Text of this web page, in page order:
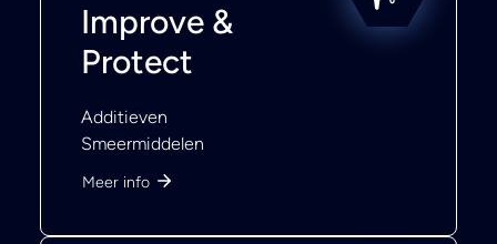
Improve &
Protect
Additieven
Smeermiddelen
Meer info